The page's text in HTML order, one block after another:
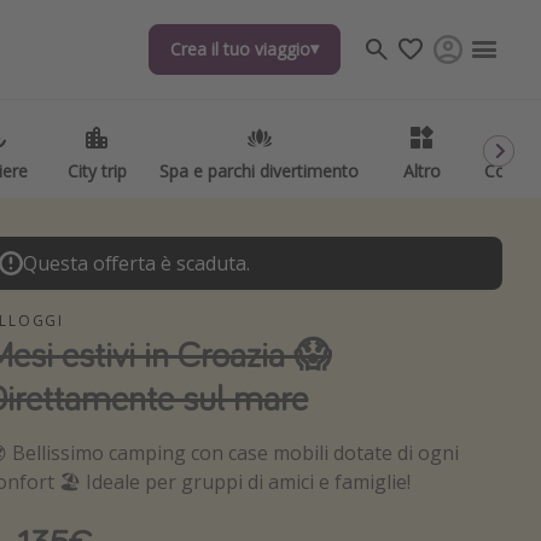
Crea il tuo viaggio
City trip Spa e parchi divertimento Altro Codici
Crea il tuo viaggio
City trip Spa e parchi divertimento Altro Codici
Questa offerta è scaduta.
estivi in Croazia 😱
sul mare
Bellissimo camping con case mobili dotate di ogni
🏖️ Ideale per gruppi di amici e famiglie!